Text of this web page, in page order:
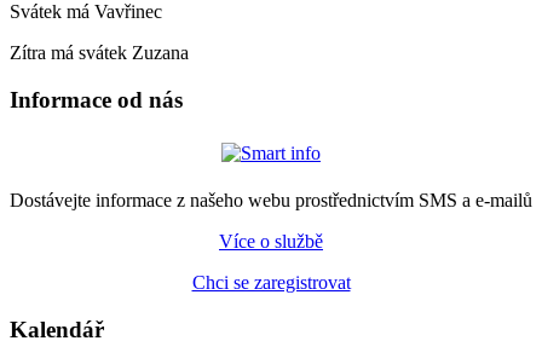
Svátek má Vavřinec
Zítra má svátek Zuzana
Informace od nás
Dostávejte informace z našeho webu prostřednictvím SMS a e-mailů
Více o službě
Chci se zaregistrovat
Kalendář